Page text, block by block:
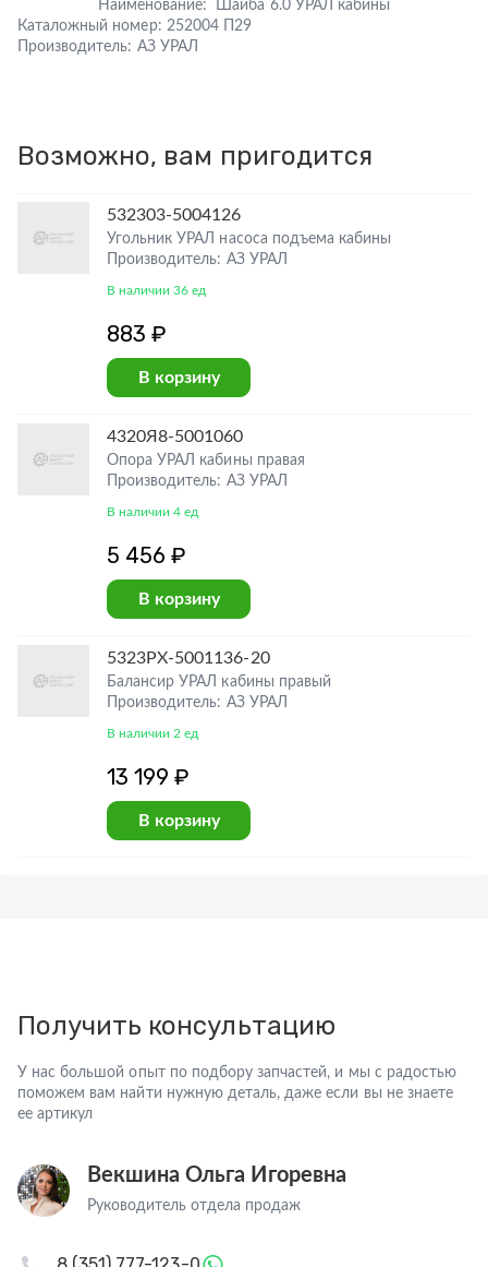
Наименование:
Шайба 6.0 УРАЛ кабины
Каталожный номер: 252004 П29
Производитель: АЗ УРАЛ
Возможно, вам пригодится
532303-5004126
Угольник УРАЛ насоса подъема кабины
Производитель: АЗ УРАЛ
В наличии 36 ед
883 ₽
В корзину
4320Я8-5001060
Опора УРАЛ кабины правая
Производитель: АЗ УРАЛ
В наличии 4 ед
5 456 ₽
В корзину
5323РХ-5001136-20
Балансир УРАЛ кабины правый
Производитель: АЗ УРАЛ
В наличии 2 ед
13 199 ₽
В корзину
Получить консультацию
У нас большой опыт по подбору запчастей, и мы с радостью
поможем вам найти нужную деталь, даже если вы не знаете
ее артикул
Векшина Ольга Игоревна
Руководитель отдела продаж